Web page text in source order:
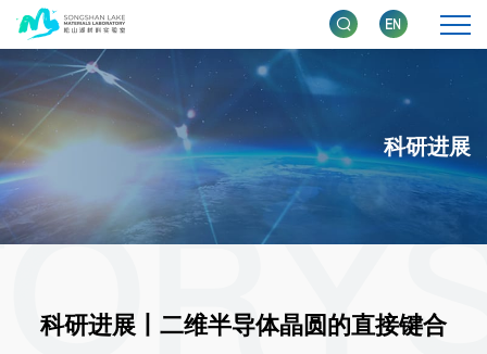
科研进展
科研进展丨二维半导体晶圆的直接键合